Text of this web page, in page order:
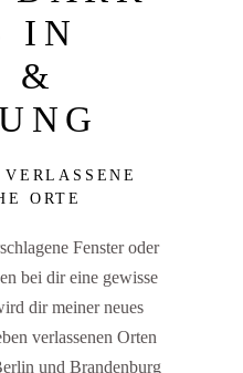
IN
&
ORTE
Fenster oder
bei dir eine gewisse
dir meiner neues
verlassenen Orten
und Brandenburg